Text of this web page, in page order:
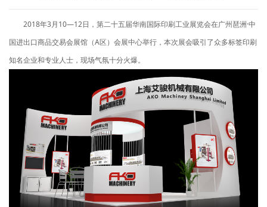
2018年3月10—12日，第二十五届华南国际印刷工业展览会在广州琶洲·中
国进出口商品交易会展馆（A区）会展中心举行，本次展会吸引了众多标签印刷
知名企业和专业人士，现场气氛十分火爆。